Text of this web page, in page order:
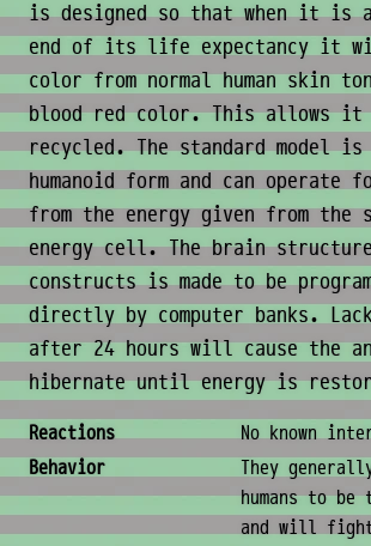
is designed so that when it is
end of its life expectancy it
color from normal human skin
blood red color. This allows it
recycled. The standard model
humanoid form and can operate
from the energy given from the
energy cell. The brain
constructs is made to be
directly by computer banks.
after 24 hours will cause the
hibernate until energy is
Behavior & Society
Reactions
No known
Behavior
They
humans to be
and will